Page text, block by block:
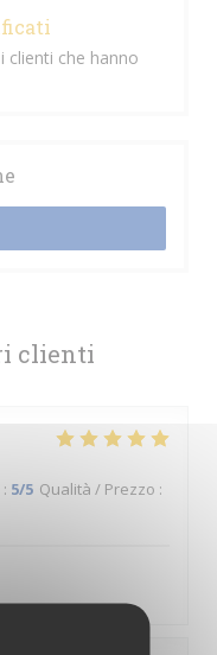
clienti
: 5/5 Qualità / Prezzo :
clienti che hanno